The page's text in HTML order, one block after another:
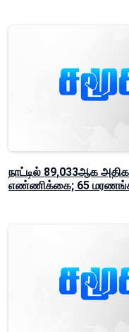
நாட்டில் 89,033ஆக
எண்ணிக்கை; 65